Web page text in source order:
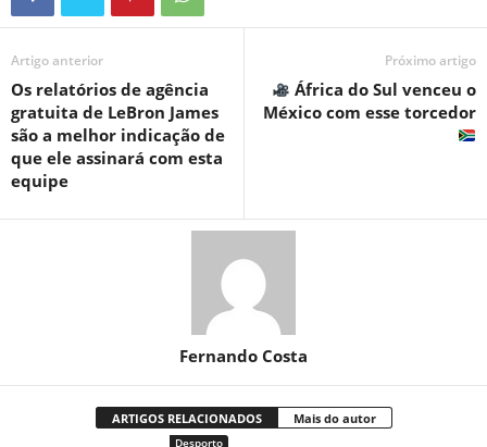
Artigo anterior
Os relatórios de agência
gratuita de LeBron James
são a melhor indicação de
que ele assinará com esta
equipe
Próximo artigo
África do Sul venceu o
México com esse torcedor
Fernando Costa
ARTIGOS RELACIONADOS Mais do autor
Desporto